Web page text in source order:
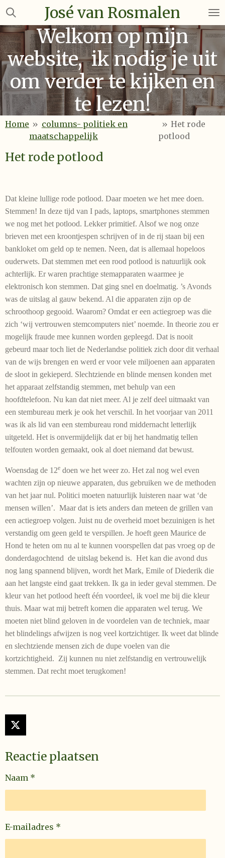
Ga
naar
de
hoofdinhoud
José van Rosmalen
Welkom op mijn
website, ik nodig je uit
om verder te kijken en
te lezen!
Home » columns- politiek en
maatschappelijk
» Het rode
potlood
Het rode potlood
Dat kleine lullige rode potlood. Daar moeten we het mee doen.
Stemmen! In deze tijd van I pads, laptops, smartphones stemmen
we nog met het potlood. Lekker primitief. Alsof we nog onze
brieven met een kroontjespen schrijven of in de rij staan bij een
bankloket om geld op te nemen. Neen, dat is allemaal hopeloos
ouderwets. Dat stemmen met een rood potlood is natuurlijk ook
achterlijk. Er waren prachtige stemapparaten waarmee je
elektronisch kon stemmen. Dat ging snel en doelmatig. ’s Avonds
was de uitslag al gauw bekend. Al die apparaten zijn op de
schroothoop gegooid. Waarom? Omdat er een actiegroep was die
zich ‘wij vertrouwen stemcomputers niet’ noemde. In theorie zou er
mogelijk fraude mee kunnen worden gepleegd. Dat is nooit
gebeurd maar toch liet de Nederlandse politiek zich door dit verhaal
van de wijs brengen en werd er voor vele miljoenen aan apparaten
de sloot in gekieperd. Slechtziende en blinde mensen konden met
het apparaat zelfstandig stemmen, met behulp van een
hoofdtelefoon. Nu kan dat niet meer. Al je zelf deel uitmaakt van
een stembureau merk je ook het verschil. In het voorjaar van 2011
was ik als lid van een stembureau rond middernacht letterlijk
uitgeteld. Het is onvermijdelijk dat er bij het handmatig tellen
telfouten worden gemaakt, ook al doet niemand dat bewust.
Woensdag de 12e doen we het weer zo. Het zal nog wel even
wachten zijn op nieuwe apparaten, dus gebruiken we de methoden
van het jaar nul. Politici moeten natuurlijk luisteren naar wat ‘de
mensen willen’. Maar dat is iets anders dan meteen de grillen van
een actiegroep volgen. Juist nu de overheid moet bezuinigen is het
verstandig om geen geld te verspillen. Je hoeft geen Maurice de
Hond te heten om nu al te kunnen voorspellen dat pas vroeg op de
donderdagochtend de uitslag bekend is. Het kan die avond dus
nog lang spannend blijven, wordt het Mark, Emile of Diederik die
aan het langste eind gaat trekken. Ik ga in ieder geval stemmen. De
kleur van het potlood heeft één voordeel, ik voel me bij die kleur
thuis. Maar wat mij betreft komen die apparaten wel terug. We
moeten niet blind geloven in de voordelen van de techniek, maar
het blindelings afwijzen is nog veel kortzichtiger. Ik weet dat blinde
en slechtziende mensen zich de dupe voelen van die
kortzichtigheid. Zij kunnen nu niet zelfstandig en vertrouwelijk
stemmen. Dat recht moet terugkomen!
X
Reactie plaatsen
Naam *
E-mailadres *